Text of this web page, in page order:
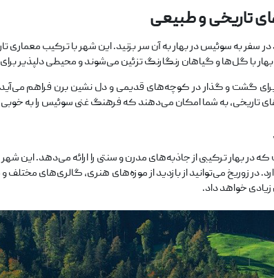
تاریخی و طبیعی
به سوئیس در بهار به آن سر بزنید. این شهر با ترکیب معماری
با گل‌ها و گیاهان رنگارنگ تزئین می‌شوند و محیطی دلپذیر
گشت‌ و گذار در کوچه‌های قدیمی و دل ‌نشین برن فراهم
تاریخی، به شما امکان می‌دهند که فرهنگ غنی سوئیس را به
بهار ترکیبی از جاذبه‌های مدرن و سنتی را ارائه می‌دهد. این
در زوریخ می‌توانید از بازدید از موزه‌های هنری، گالری‌های
خواهد داد.